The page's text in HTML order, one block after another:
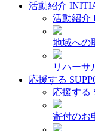
活動紹介
活動紹介
地域への
リハーサ
応援する
応援する
寄付のお